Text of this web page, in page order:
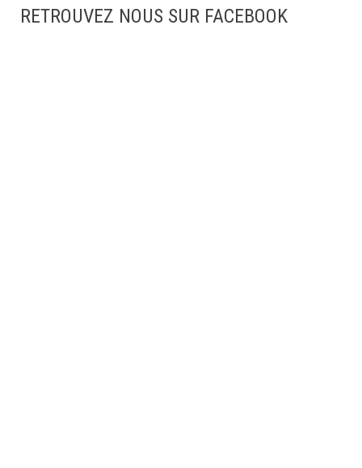
RETROUVEZ NOUS SUR FACEBOOK